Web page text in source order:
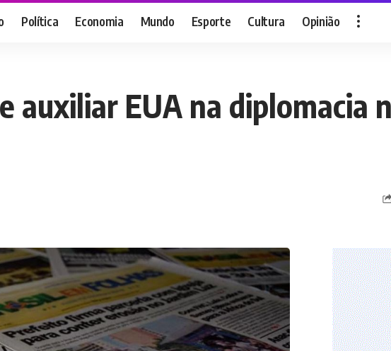
Política Economia Mundo Esporte Cultura Opinião
auxiliar EUA na diplomacia